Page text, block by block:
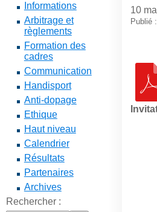
Informations
Arbitrage et
règlements
Formation des
cadres
Communication
Handisport
Anti-dopage
Ethique
Haut niveau
Calendrier
Résultats
Partenaires
Archives
Rechercher :
10
Publié